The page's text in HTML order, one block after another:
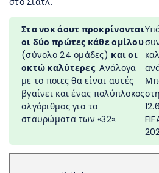
Στα νοκ άουτ προκρίνονται
οι δύο πρώτες κάθε ομίλου
(σύνολο 24 ομάδες) και οι
οκτώ καλύτερες. Ανάλογα
με το ποιες θα είναι αυτές
βγαίνει και ένας πολύπλοκος
αλγόριθμος για τα
σταυρώματα των «32».